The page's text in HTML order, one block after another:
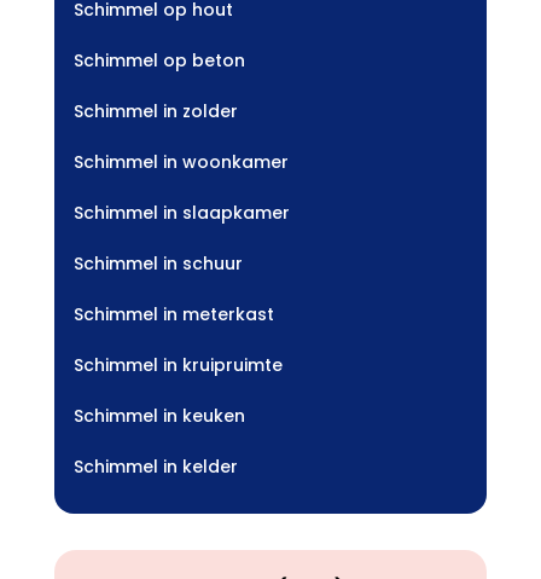
Schimmel op hout
Schimmel op beton
Schimmel in zolder
Schimmel in woonkamer
Schimmel in slaapkamer
Schimmel in schuur
Schimmel in meterkast
Schimmel in kruipruimte
Schimmel in keuken
Schimmel in kelder